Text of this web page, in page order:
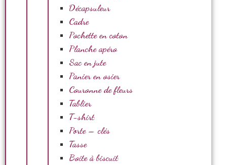
Décapsuleur
Cadre
Pochette en coton
Planche apéro
Sac en jute
Panier en osier
Couronne de fleurs
Tablier
T-shirt
Porte – clés
Tasse
Boite à biscuit